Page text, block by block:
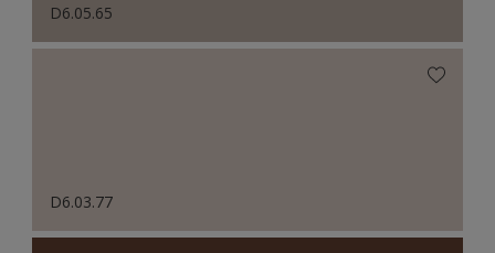
D6.05.65
D6.03.77